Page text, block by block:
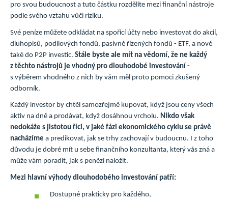
pro svou budoucnost a tuto částku rozdělíte mezi finanční nástroje
podle svého vztahu vůči riziku.
Své peníze můžete odkládat na spořicí účty nebo investovat do akcií,
dluhopisů, podílových fondů, pasivně řízených fondů - ETF, a nově
také do P2P investic. Stále byste ale mít na vědomí, že ne každý
z těchto nástrojů je vhodný pro dlouhodobé investování -
s výběrem vhodného z nich by vám měl proto pomoci zkušený
odborník.
Každý investor by chtěl samozřejmě kupovat, když jsou ceny všech
aktiv na dně a prodávat, když dosáhnou vrcholu. Nikdo však
nedokáže s jistotou říci, v jaké fázi ekonomického cyklu se právě
nacházíme a predikovat, jak se trhy zachovají v budoucnu. I z toho
důvodu je dobré mít u sebe finančního konzultanta, který vás zná a
může vám poradit, jak s penězi naložit.
Mezi hlavní výhody dlouhodobého investování patří:
Dostupné prakticky pro každého,